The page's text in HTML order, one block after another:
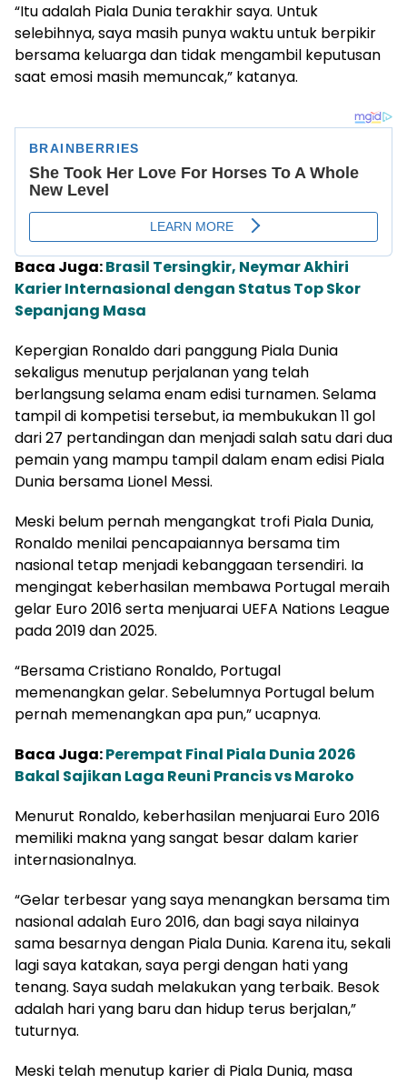
“Itu adalah Piala Dunia terakhir saya. Untuk
selebihnya, saya masih punya waktu untuk berpikir
bersama keluarga dan tidak mengambil keputusan
saat emosi masih memuncak,” katanya.
Baca Juga:Brasil Tersingkir, Neymar Akhiri
Karier Internasional dengan Status Top Skor
Sepanjang Masa
Kepergian Ronaldo dari panggung Piala Dunia
sekaligus menutup perjalanan yang telah
berlangsung selama enam edisi turnamen. Selama
tampil di kompetisi tersebut, ia membukukan 11 gol
dari 27 pertandingan dan menjadi salah satu dari dua
pemain yang mampu tampil dalam enam edisi Piala
Dunia bersama Lionel Messi.
Meski belum pernah mengangkat trofi Piala Dunia,
Ronaldo menilai pencapaiannya bersama tim
nasional tetap menjadi kebanggaan tersendiri. Ia
mengingat keberhasilan membawa Portugal meraih
gelar Euro 2016 serta menjuarai UEFA Nations League
pada 2019 dan 2025.
“Bersama Cristiano Ronaldo, Portugal
memenangkan gelar. Sebelumnya Portugal belum
pernah memenangkan apa pun,” ucapnya.
Baca Juga:Perempat Final Piala Dunia 2026
Bakal Sajikan Laga Reuni Prancis vs Maroko
Menurut Ronaldo, keberhasilan menjuarai Euro 2016
memiliki makna yang sangat besar dalam karier
internasionalnya.
“Gelar terbesar yang saya menangkan bersama tim
nasional adalah Euro 2016, dan bagi saya nilainya
sama besarnya dengan Piala Dunia. Karena itu, sekali
lagi saya katakan, saya pergi dengan hati yang
tenang. Saya sudah melakukan yang terbaik. Besok
adalah hari yang baru dan hidup terus berjalan,”
tuturnya.
Meski telah menutup karier di Piala Dunia, masa